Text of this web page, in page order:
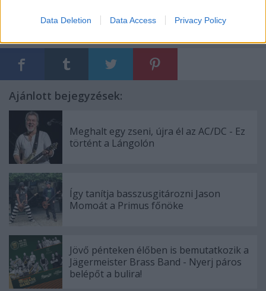
Data Deletion Data Access Privacy Policy
Ajánlott bejegyzések:
Meghalt egy zseni, újra él az AC/DC - Ez
történt a Lángolón
Így tanítja basszusgitározni Jason
Momoát a Primus főnöke
Jövő pénteken élőben is bemutatkozik a
Jägermeister Brass Band - Nyerj páros
belépőt a bulira!